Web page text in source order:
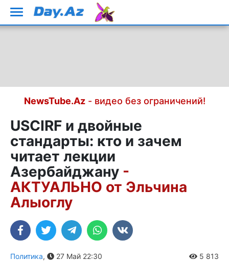
NewsTube.Az- видео без ограничений!
USCIRF и двойные
стандарты: кто и зачем
читает лекции
Азербайджану -
АКТУАЛЬНО от Эльчина
Алыоглу
Политика, 27 Май 22:30 5 813